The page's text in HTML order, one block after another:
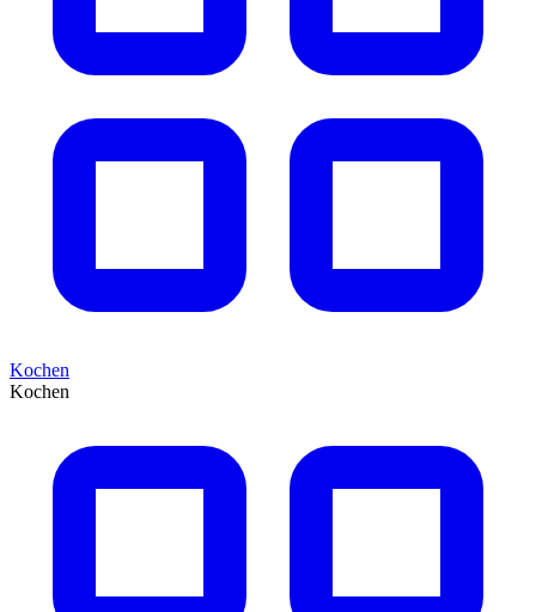
Kochen
Kochen